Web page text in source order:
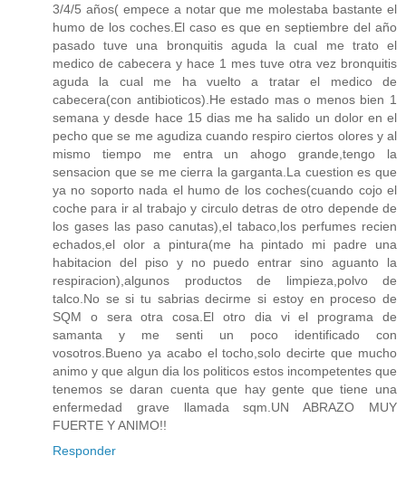
3/4/5 años( empece a notar que me molestaba bastante el
humo de los coches.El caso es que en septiembre del año
pasado tuve una bronquitis aguda la cual me trato el
medico de cabecera y hace 1 mes tuve otra vez bronquitis
aguda la cual me ha vuelto a tratar el medico de
cabecera(con antibioticos).He estado mas o menos bien 1
semana y desde hace 15 dias me ha salido un dolor en el
pecho que se me agudiza cuando respiro ciertos olores y al
mismo tiempo me entra un ahogo grande,tengo la
sensacion que se me cierra la garganta.La cuestion es que
ya no soporto nada el humo de los coches(cuando cojo el
coche para ir al trabajo y circulo detras de otro depende de
los gases las paso canutas),el tabaco,los perfumes recien
echados,el olor a pintura(me ha pintado mi padre una
habitacion del piso y no puedo entrar sino aguanto la
respiracion),algunos productos de limpieza,polvo de
talco.No se si tu sabrias decirme si estoy en proceso de
SQM o sera otra cosa.El otro dia vi el programa de
samanta y me senti un poco identificado con
vosotros.Bueno ya acabo el tocho,solo decirte que mucho
animo y que algun dia los politicos estos incompetentes que
tenemos se daran cuenta que hay gente que tiene una
enfermedad grave llamada sqm.UN ABRAZO MUY
FUERTE Y ANIMO!!
Responder